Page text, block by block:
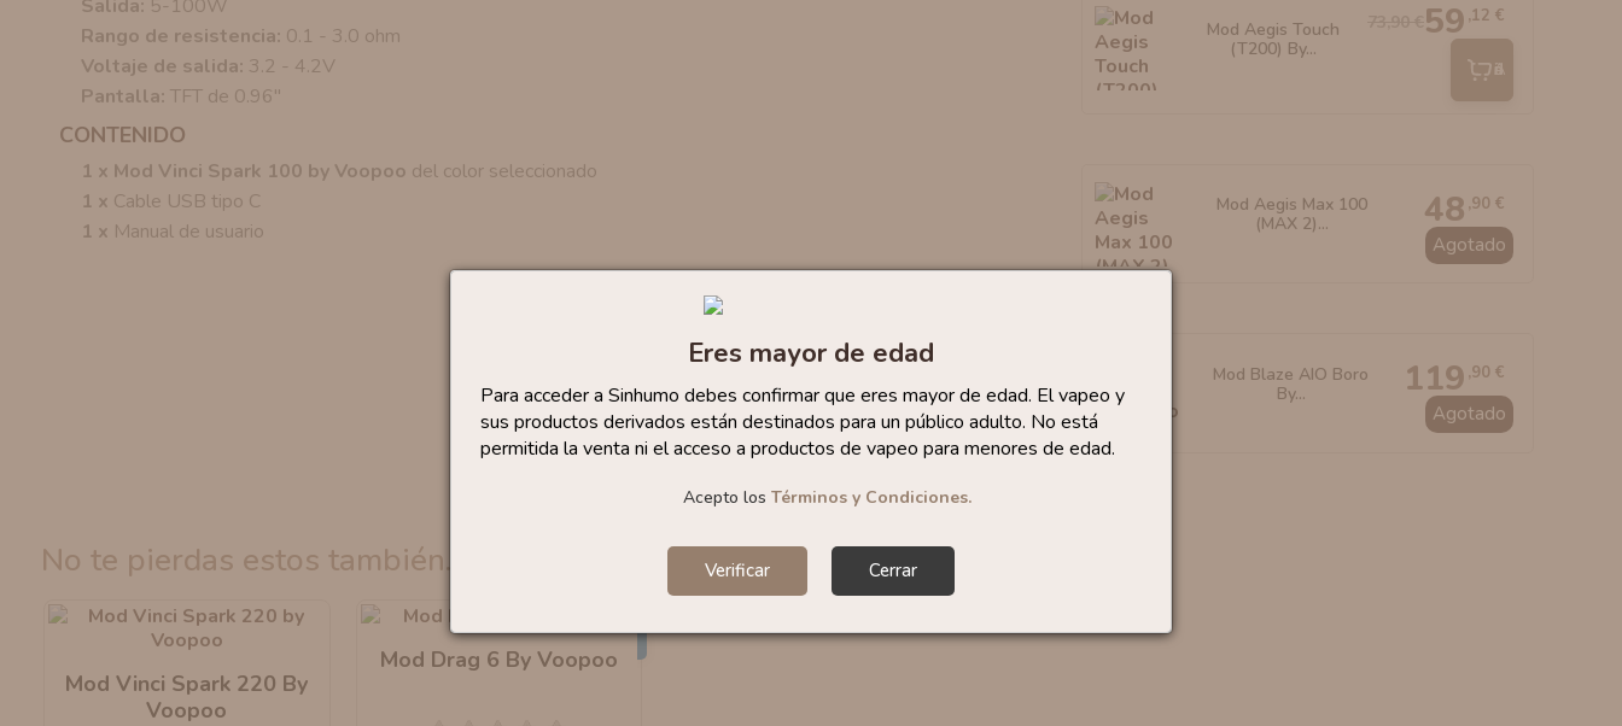
Eres mayor de edad
Para acceder a Sinhumo debes confirmar que eres mayor de edad. El vapeo y
sus productos derivados están destinados para un público adulto. No está
permitida la venta ni el acceso a productos de vapeo para menores de edad.
Acepto los Términos y Condiciones.
Verificar Cerrar
Salida: 5-100W
Rango de resistencia: 0.1 - 3.0 ohm
Voltaje de salida: 3.2 - 4.2V
Pantalla: TFT de 0.96"
CONTENIDO
1 x Mod Vinci Spark 100 by Voopoo del color seleccionado
1 x Cable USB tipo C
1 x Manual de usuario
Mod Aegis Touch
(T200) By...
59 ,12 €
Añadir
Mod Aegis Max 100
(MAX 2)...
48 ,90 €
Agotado
Mod Blaze AIO Boro
By...
119 ,90 €
Agotado
no te pierdas estos también...
Mod Vinci Spark 220 By
Voopoo
Mod Drag 6 By Voopoo
Nuevo